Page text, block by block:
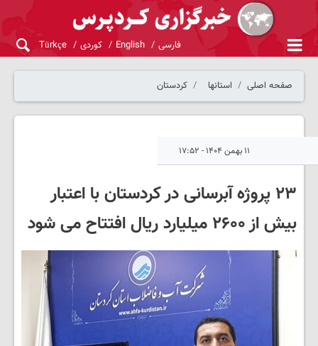
فارسی English کوردی Türkçe
صفحه اصلی استانها کردستان
۱۱ بهمن ۱۴۰۴ - ۱۷:۵۲
۲۳ پروژه آبرسانی در کردستان با اعتبار
بیش از ۲۶۰۰ میلیارد ریال افتتاح می شود